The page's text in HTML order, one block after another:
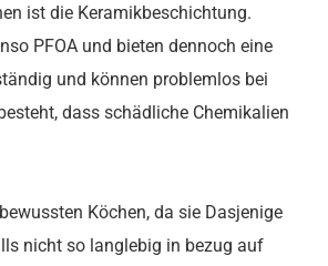
ist die Keramikbeschichtung.
PFOA und bieten dennoch eine
und können problemlos bei
dass schädliche Chemikalien
Köchen, da sie Dasjenige
nicht so langlebig in bezug auf